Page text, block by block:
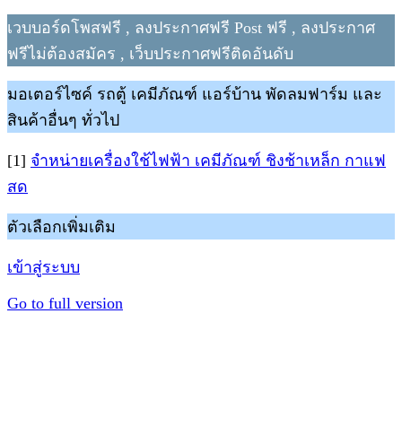
เวบบอร์ดโพสฟรี , ลงประกาศฟรี Post ฟรี , ลงประกาศ
ฟรีไม่ต้องสมัคร , เว็บประกาศฟรีติดอันดับ
มอเตอร์ไซค์ รถตู้ เคมีภัณฑ์ แอร์บ้าน พัดลมฟาร์ม และ
สินค้าอื่นๆ ทั่วไป
[1] จำหน่ายเครื่องใช้ไฟฟ้า เคมีภัณฑ์ ชิงช้าเหล็ก กาแฟ
สด
ตัวเลือกเพิ่มเติม
เข้าสู่ระบบ
Go to full version